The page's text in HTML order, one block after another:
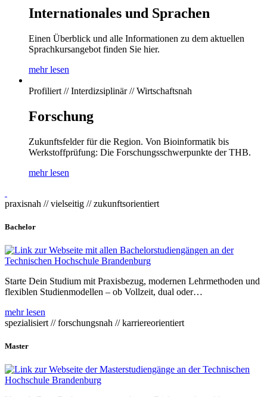
Internationales und Sprachen
Einen Überblick und alle Informationen zu dem aktuellen
Sprachkursangebot finden Sie hier.
mehr lesen
Profiliert // Interdizsiplinär // Wirtschaftsnah
Forschung
Zukunftsfelder für die Region. Von Bioinformatik bis
Werkstoffprüfung: Die Forschungsschwerpunkte der THB.
mehr lesen
praxisnah // vielseitig // zukunftsorientiert
Bachelor
Starte Dein Studium mit Praxisbezug, modernen Lehrmethoden und
flexiblen Studienmodellen – ob Vollzeit, dual oder…
mehr lesen
spezialisiert // forschungsnah // karriereorientiert
Master